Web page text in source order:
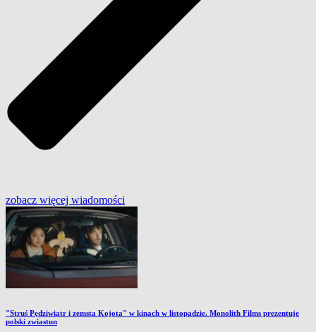
zobacz więcej wiadomości
"Struś Pędziwiatr i zemsta Kojota" w kinach w listopadzie. Monolith Films prezentuje
polski zwiastun